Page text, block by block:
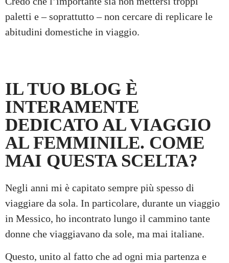
paletti e – soprattutto – non cercare di replicare le
abitudini domestiche in viaggio.
IL TUO BLOG È
INTERAMENTE
DEDICATO AL VIAGGIO
AL FEMMINILE. COME
MAI QUESTA SCELTA?
Negli anni mi è capitato sempre più spesso di
viaggiare da sola. In particolare, durante un viaggio
in Messico, ho incontrato lungo il cammino tante
donne che viaggiavano da sole, ma mai italiane.
Questo, unito al fatto che ad ogni mia partenza e